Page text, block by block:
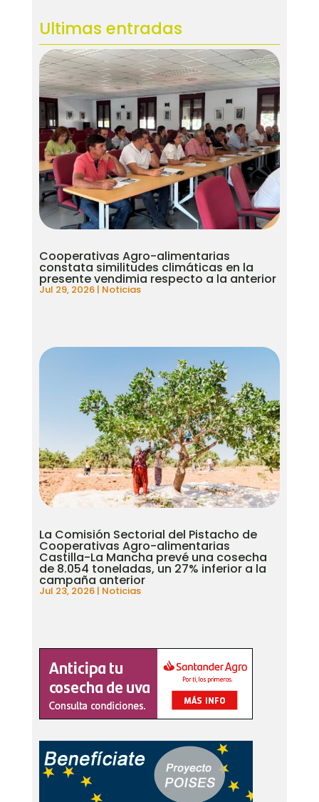
Ultimas entradas
Cooperativas Agro-alimentarias
constata similitudes climáticas en la
presente vendimia respecto a la anterior
Jul 29, 2026| Noticias
La Comisión Sectorial del Pistacho de
Cooperativas Agro-alimentarias
Castilla-La Mancha prevé una cosecha
de 8.054 toneladas, un 27% inferior a la
campaña anterior
Jul 23, 2026| Noticias